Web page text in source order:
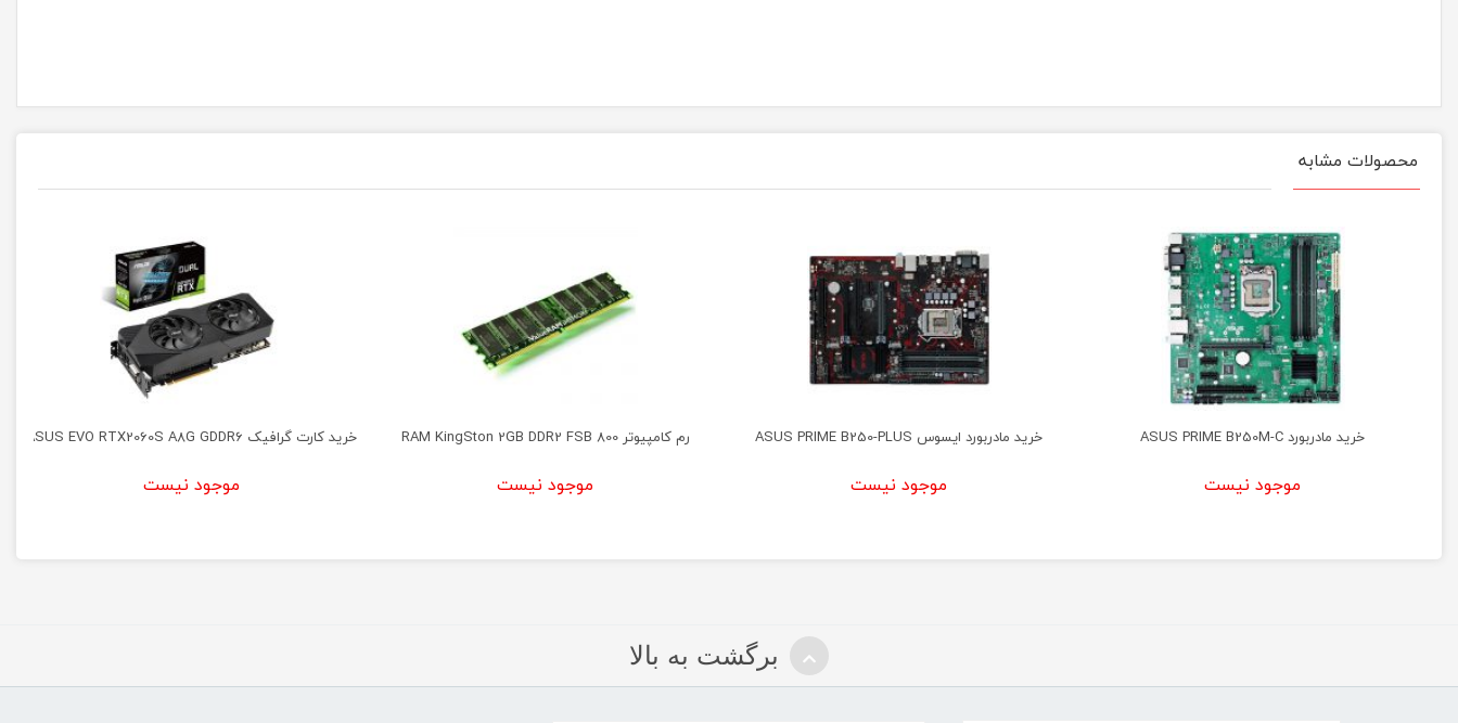
محصولات مشابه
خرید مادربورد ASUS PRIME B250M-C
موجود نیست
خرید مادربورد ایسوس ASUS PRIME B250-PLUS
موجود نیست
رم کامپیوتر RAM KingSton 2GB DDR2 FSB 800
موجود نیست
خرید کارت گرافیک ASUS EVO RTX2060S A8G GDDR6
موجود نیست
برگشت به بالا